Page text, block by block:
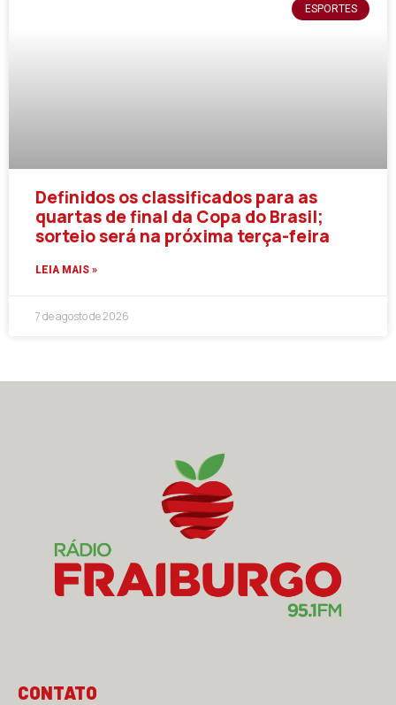
ESPORTES
Definidos os classificados para as
quartas de final da Copa do Brasil;
sorteio será na próxima terça-feira
LEIA MAIS »
7 de agosto de 2026
CONTATO